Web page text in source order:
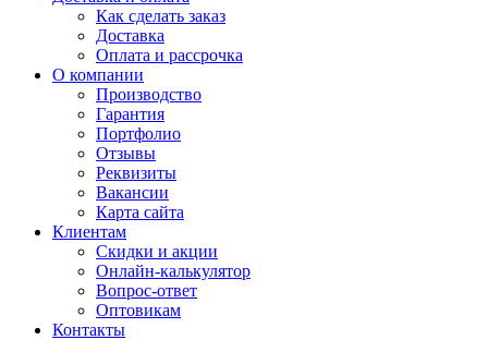
Как сделать заказ
Доставка
Оплата и рассрочка
О компании
Производство
Гарантия
Портфолио
Отзывы
Реквизиты
Вакансии
Карта сайта
Клиентам
Скидки и акции
Онлайн-калькулятор
Вопрос-ответ
Оптовикам
Контакты